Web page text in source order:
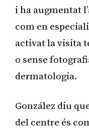
i ha augmentat
com en
activat la visita
o sense
dermatologia.
González diu
del centre és